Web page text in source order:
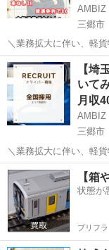
AMBIZ
三郷市
＼業務拡大に伴い、軽貨物ドライ
ございます⚠️ 【勤務地】 埼玉県三郷市花和田 -------------------- 【報酬】
月収
埼玉 三郷市 ド
【埼
いて
月収
AMBIZ
三郷市
＼業務拡大に伴い、軽貨物ドライ
ございます⚠️ 【勤務地】 埼玉県三郷市インター南3-4-1 --------------------
埼玉 三郷市 物
【箱
状態が
プリフラ